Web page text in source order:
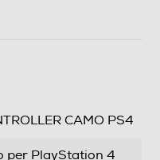
CAMO PS4
per PlayStation 4